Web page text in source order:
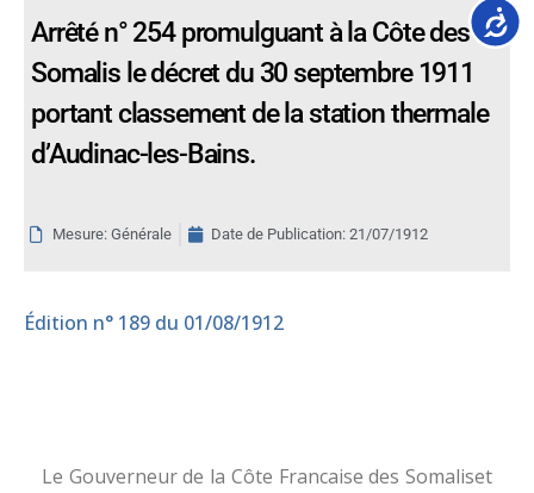
Arrêté n° 254 promulguant à la Côte des
Somalis le décret du 30 septembre 1911
portant classement de la station thermale
d’Audinac-les-Bains.
Mesure: Générale Date de Publication: 21/07/1912
Édition n° 189 du 01/08/1912
Le Gouverneur de la Côte Francaise des Somaliset